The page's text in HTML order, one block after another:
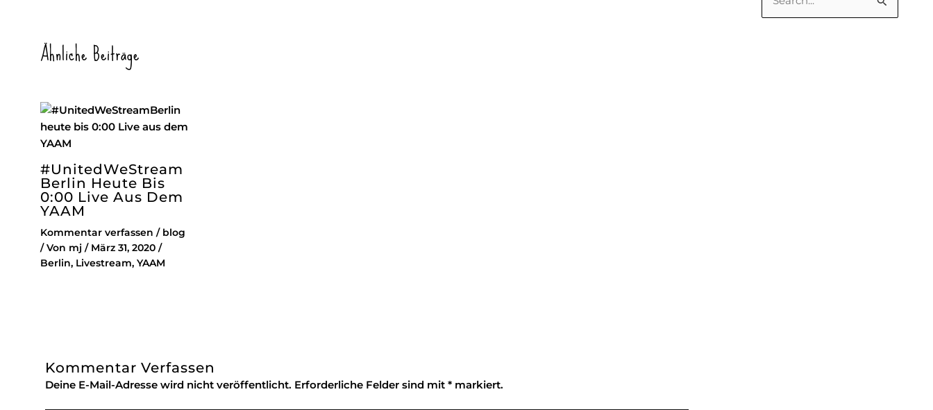
Ähnliche Beiträge
#UnitedWeStream
Berlin Heute Bis
0:00 Live Aus Dem
YAAM
Kommentar verfassen / blog
/ Von mj / März 31, 2020 /
Berlin, Livestream, YAAM
Kommentar Verfassen
Deine E-Mail-Adresse wird nicht veröffentlicht. Erforderliche Felder sind mit * markiert.
u